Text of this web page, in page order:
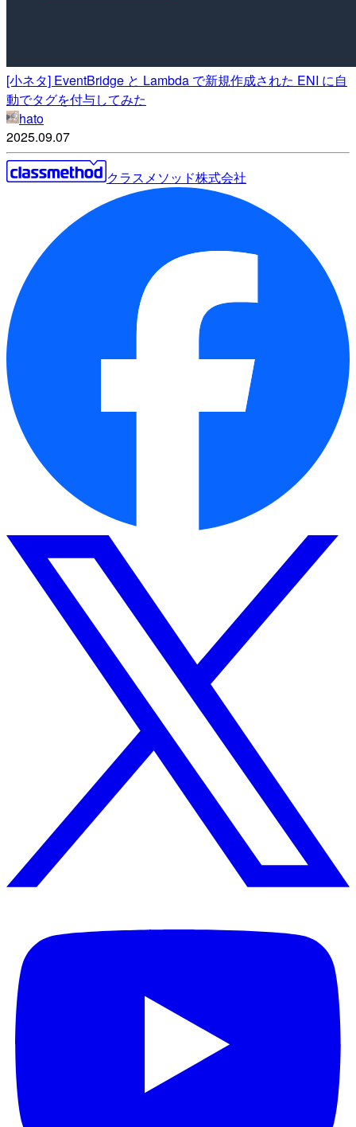
[小ネタ] EventBridge と Lambda で新規作成された ENI に自
動でタグを付与してみた
hato
2025.09.07
クラスメソッド株式会社